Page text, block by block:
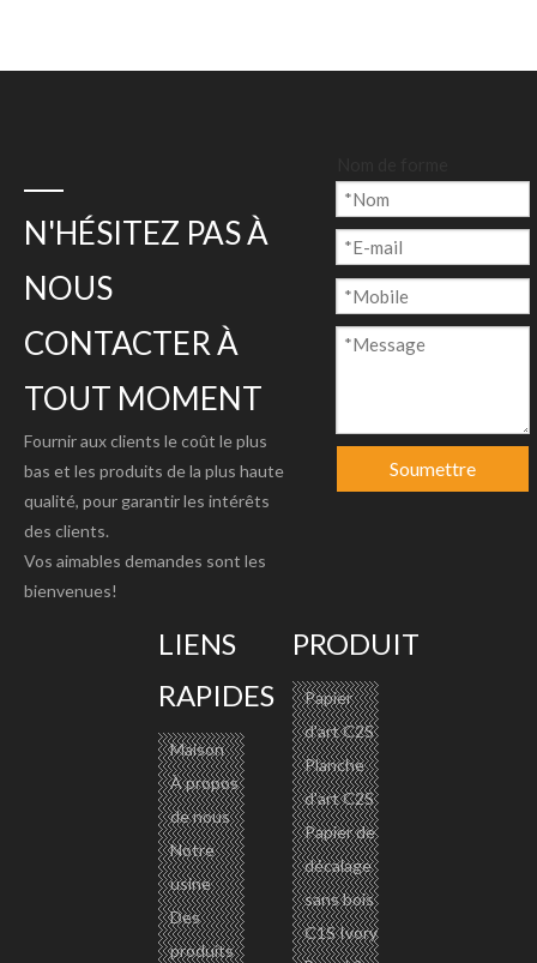
N'HÉSITEZ PAS À
NOUS
CONTACTER À
TOUT MOMENT
Fournir aux clients le coût le plus
bas et les produits de la plus haute
qualité, pour garantir les intérêts
des clients.
Vos aimables demandes sont les
bienvenues!
Soumettre
LIENS
RAPIDES
Maison
À propos
de nous
Notre
usine
Des
produits
PRODUIT
Papier
d'art C2S
Planche
d'art C2S
Papier de
décalage
sans bois
C1S Ivory